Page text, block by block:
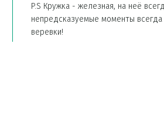
P.S Кружка - железная, на неё
непредсказуемые моменты
веревки!